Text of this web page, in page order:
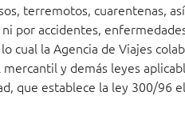
terremotos, cuarentenas,
por accidentes,
la Agencia de Viajes
y demás leyes
que establece la ley 300/96